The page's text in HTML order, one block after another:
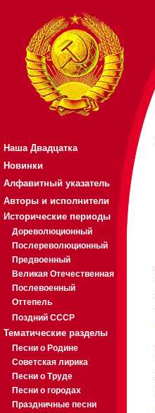
Наша Двадцатка
Новинки
Алфавитный указатель
Авторы и исполнители
Исторические периоды
Дореволюционный
Послереволюционный
Предвоенный
Великая Отечественная
Послевоенный
Оттепель
Поздний СССР
Тематические разделы
Песни о Родине
Советская лирика
Песни о Труде
Песни о городах
Праздничные песни